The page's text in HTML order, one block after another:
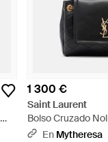
1 300 €
Saint Laurent
Bolso Cruzado
Negro
En Mytheresa